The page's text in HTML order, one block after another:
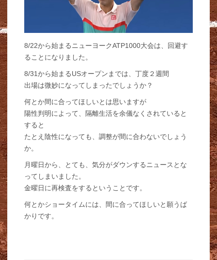
8/22から始まるニューヨークATP1000大会は、回避す
ることになりました。
8/31から始まるUSオープンまでは、丁度２週間
出場は微妙になってしまったでしょうか？
何とか間に合ってほしいとは思いますが
陽性判明によって、隔離生活を余儀なくされていると
すると
たとえ陰性になっても、調整が間に合わないでしょう
か。
月曜日から、とても、気分がダウンするニュースとな
ってしまいました。
金曜日に再検査をするということです。
何とかショータイムには、間に合ってほしいと願うば
かりです。